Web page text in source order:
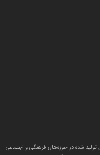
تولید شده در حوزه‌های فرهنگی و اجتماعیِ